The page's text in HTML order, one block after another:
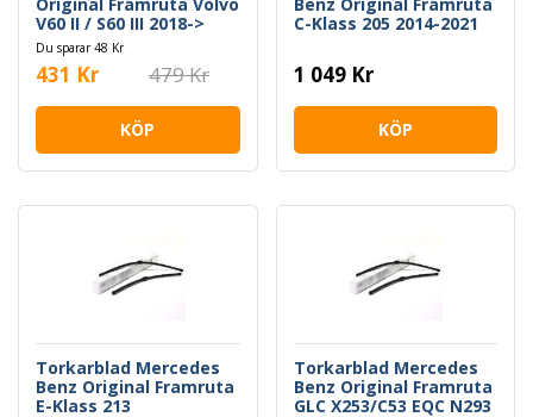
V60 II / S60 III 2018->
Du sparar 48 Kr
431 Kr 479 Kr
KÖP
C-Klass 205 2014-2021
1 049 Kr
KÖP
Torkarblad Mercedes
Benz Original Framruta
E-Klass 213
Torkarblad Mercedes
Benz Original Framruta
GLC X253/C53 EQC N293